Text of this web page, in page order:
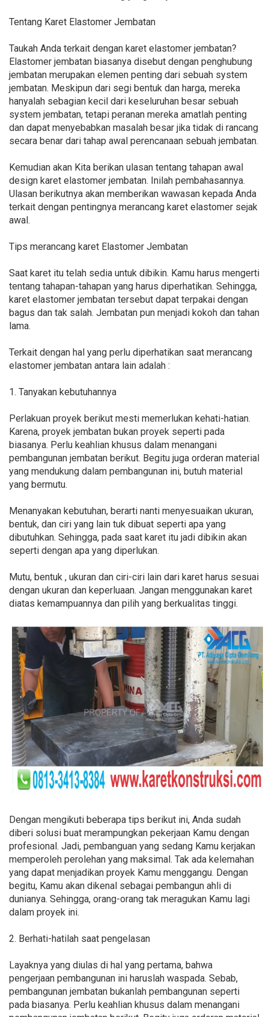
Tentang Karet Elastomer Jembatan
Taukah Anda terkait dengan karet elastomer jembatan?
Elastomer jembatan biasanya disebut dengan penghubung
jembatan merupakan elemen penting dari sebuah system
jembatan. Meskipun dari segi bentuk dan harga, mereka
hanyalah sebagian kecil dari keseluruhan besar sebuah
system jembatan, tetapi peranan mereka amatlah penting
dan dapat menyebabkan masalah besar jika tidak di rancang
secara benar dari tahap awal perencanaan sebuah jembatan.
Kemudian akan Kita berikan ulasan tentang tahapan awal
design karet elastomer jembatan. Inilah pembahasannya.
Ulasan berikutnya akan memberikan wawasan kepada Anda
terkait dengan pentingnya merancang karet elastomer sejak
awal.
Tips merancang karet Elastomer Jembatan
Saat karet itu telah sedia untuk dibikin. Kamu harus mengerti
tentang tahapan-tahapan yang harus diperhatikan. Sehingga,
karet elastomer jembatan tersebut dapat terpakai dengan
bagus dan tak salah. Jembatan pun menjadi kokoh dan tahan
lama.
Terkait dengan hal yang perlu diperhatikan saat merancang
elastomer jembatan antara lain adalah :
1. Tanyakan kebutuhannya
Perlakuan proyek berikut mesti memerlukan kehati-hatian.
Karena, proyek jembatan bukan proyek seperti pada
biasanya. Perlu keahlian khusus dalam menangani
pembangunan jembatan berikut. Begitu juga orderan material
yang mendukung dalam pembangunan ini, butuh material
yang bermutu.
Menanyakan kebutuhan, berarti nanti menyesuaikan ukuran,
bentuk, dan ciri yang lain tuk dibuat seperti apa yang
dibutuhkan. Sehingga, pada saat karet itu jadi dibikin akan
seperti dengan apa yang diperlukan.
Mutu, bentuk , ukuran dan ciri-ciri lain dari karet harus sesuai
dengan ukuran dan keperluaan. Jangan menggunakan karet
diatas kemampuannya dan pilih yang berkualitas tinggi.
Dengan mengikuti beberapa tips berikut ini, Anda sudah
diberi solusi buat merampungkan pekerjaan Kamu dengan
profesional. Jadi, pembanguan yang sedang Kamu kerjakan
memperoleh perolehan yang maksimal. Tak ada kelemahan
yang dapat menjadikan proyek Kamu menggangu. Dengan
begitu, Kamu akan dikenal sebagai pembangun ahli di
dunianya. Sehingga, orang-orang tak meragukan Kamu lagi
dalam proyek ini.
2. Berhati-hatilah saat pengelasan
Layaknya yang diulas di hal yang pertama, bahwa
pengerjaan pembangunan ini haruslah waspada. Sebab,
pembangunan jembatan bukanlah pembangunan seperti
pada biasanya. Perlu keahlian khusus dalam menangani